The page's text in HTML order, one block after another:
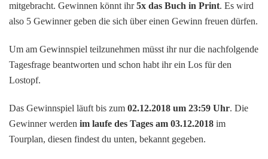
mitgebracht. Gewinnen könnt ihr5x das Buch in Print. Es wird
also 5 Gewinner geben die sich über einen Gewinn freuen dürfen.
Um am Gewinnspiel teilzunehmen müsst ihr nur die nachfolgende
Tagesfrage beantworten und schon habt ihr ein Los für den
Lostopf.
Das Gewinnspiel läuft bis zum 02.12.2018 um 23:59 Uhr. Die
Gewinner werden im laufe des Tages am 03.12.2018 im
Tourplan, diesen findest du unten, bekannt gegeben.